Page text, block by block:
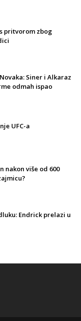
pritvorom zbog
Siner i Alkaraz
odmah ispao
UFC-a
nakon više od 600
Endrick prelazi u